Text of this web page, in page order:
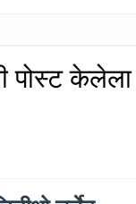
पोस्ट केलेला